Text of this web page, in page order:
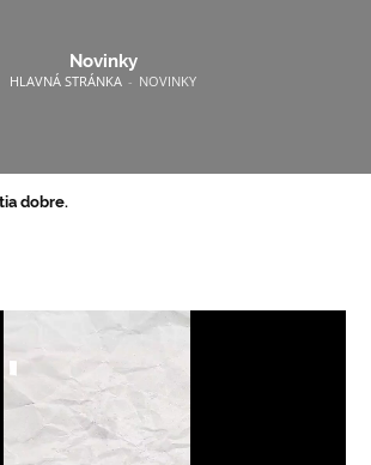
Novinky
HLAVNÁ STRÁNKA - NOVINKY
dobre.